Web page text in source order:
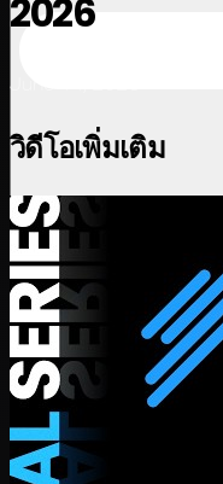
2026
June 14, 2026
วิดีโอเพิ่มเติม